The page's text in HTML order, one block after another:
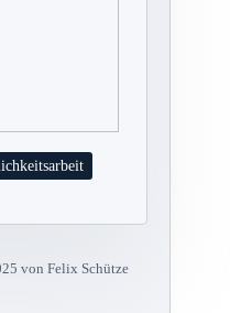
von Felix Schütze